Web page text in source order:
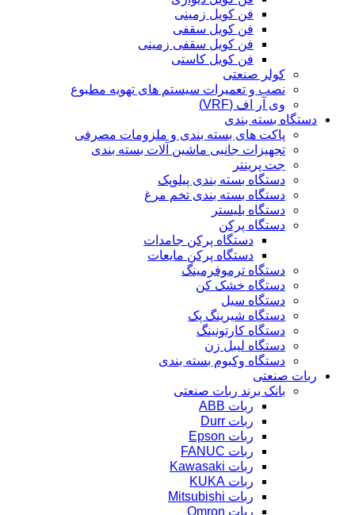
فن کویل زمینی
فن کویل سقفی
فن کویل سقفی زمینی
فن کویل کاستی
کولر صنعتی
نصب و تعمیرات سیستم های تهویه مطبوع
وی آر اف (VRF)
دستگاه بسته بندی
پاکت های بسته بندی و ملزومات مصرفی
تجهیزات جانبی ماشین آلات بسته بندی
جت پرینتر
دستگاه بسته بندی پیلوپک
دستگاه بسته بندی تخم مرغ
دستگاه بلیستر
دستگاه پرکن
دستگاه پرکن جامدات
دستگاه پرکن مایعات
دستگاه ترموفرمینگ
دستگاه خشک کن
دستگاه سیل
دستگاه شیرینگ پک
دستگاه کارتونینگ
دستگاه لیبل زن
دستگاه وکیوم بسته بندی
ربات صنعتی
بانک برند ربات صنعتی
ربات ABB
ربات Durr
ربات Epson
ربات FANUC
ربات Kawasaki
ربات KUKA
ربات Mitsubishi
ربات Omron